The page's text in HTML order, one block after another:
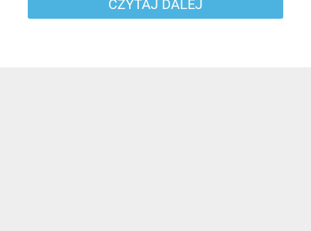
CZYTAJ DALEJ